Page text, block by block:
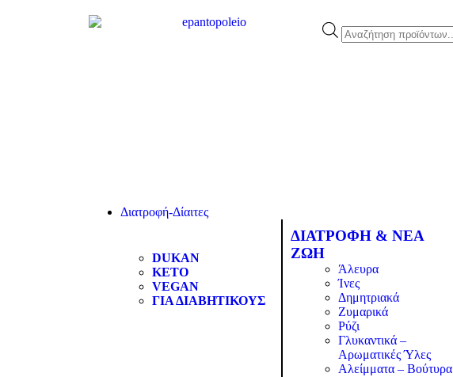
Διατροφή-Δίαιτες
DUKAN
KETO
VEGAN
ΓΙΑ ΔΙΑΒΗΤΙΚΟΥΣ
ΔΙΑΤΡΟΦΗ & ΝΕΑ
ΖΩΗ
Άλευρα
Ίνες
Δημητριακά
Ζυμαρικά
Ρύζι
Γλυκαντικά –
Αρωματικές Ύλες
Αλείμματα – Βούτυρα